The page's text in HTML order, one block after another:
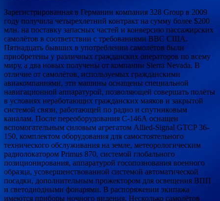
Зарегистрированная в Германии компания 328 Group в 2009
году получила четырехлетний контракт на сумму более $200
млн. на поставку запасных частей и конверсию пассажирских
самолётов в соответствии с требованиями ВВС США.
Пятнадцать бывших в употреблении самолётов были
приобретены у различных гражданских операторов по всему
миру, а два новых получены от компании Sierra Nevada. В
отличие от самолётов, используемых гражданскими
авиакомпаниями, эти машины оснащены специальной
навигационной аппаратурой, позволяющей совершать полёты
в условиях неработающих гражданских маяков и закрытой
системой связи, работающей по радио и спутниковым
каналам. После переоборудования С-146А оснащен
вспомогательным силовым агрегатом Allied-Signal GTCP 36-
150, комплектом оборудования для самостоятельного
технического обслуживания на земле, метеорологическим
радиолокатором Primus 870, системой глобального
позиционирования, аппаратурой госопознования военного
образца, усовершенствованной системой автоматической
посадки, дополнительным прожектором для освещения ВПП
и светодиодными фонарями. В распоряжении экипажа
имеются приборы ночного видения. Несколько самолётов